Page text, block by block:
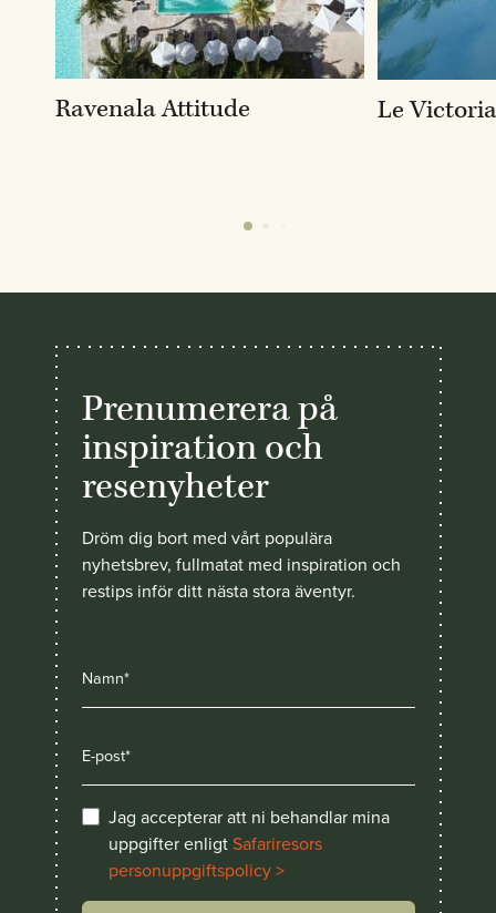
Ravenala Attitude Le Victoria
Prenumerera på
inspiration och
resenyheter
Dröm dig bort med vårt populära
nyhetsbrev, fullmatat med inspiration och
restips inför ditt nästa stora äventyr.
Jag accepterar att ni behandlar mina
uppgifter enligtSafariresors
personuppgiftspolicy >